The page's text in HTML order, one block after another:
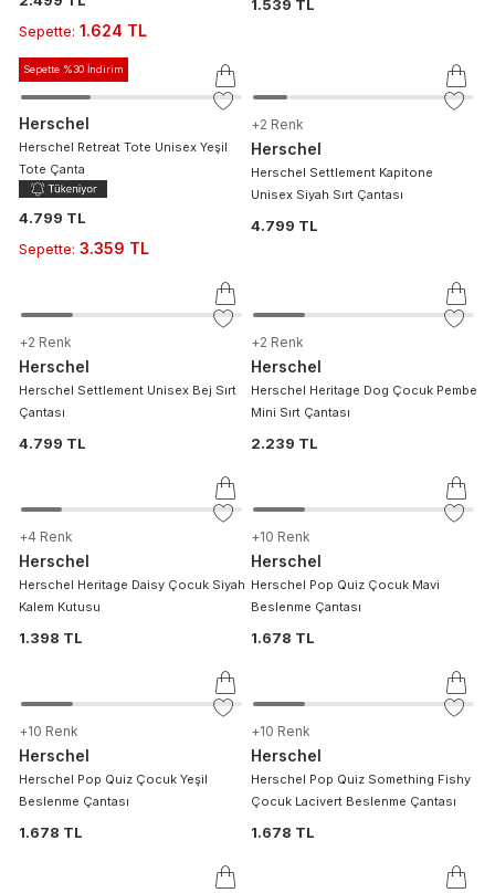
2.499 TL
Sepette: 1.624 TL
1.539 TL
Sepette %30 İndirim
Herschel
Herschel Retreat Tote Unisex Yeşil
Tote Çanta
4.799 TL
Sepette: 3.359 TL
+ 2 Renk
Herschel
Herschel Settlement Kapitone
Unisex Siyah Sırt Çantası
4.799 TL
+ 2 Renk
Herschel
Herschel Settlement Unisex Bej Sırt
Çantası
4.799 TL
+ 2 Renk
Herschel
Herschel Heritage Dog Çocuk Pembe
Mini Sırt Çantası
2.239 TL
+ 4 Renk
Herschel
Herschel Heritage Daisy Çocuk Siyah
Kalem Kutusu
1.398 TL
+ 10 Renk
Herschel
Herschel Pop Quiz Çocuk Mavi
Beslenme Çantası
1.678 TL
+ 10 Renk
Herschel
Herschel Pop Quiz Çocuk Yeşil
Beslenme Çantası
1.678 TL
+ 10 Renk
Herschel
Herschel Pop Quiz Something Fishy
Çocuk Lacivert Beslenme Çantası
1.678 TL